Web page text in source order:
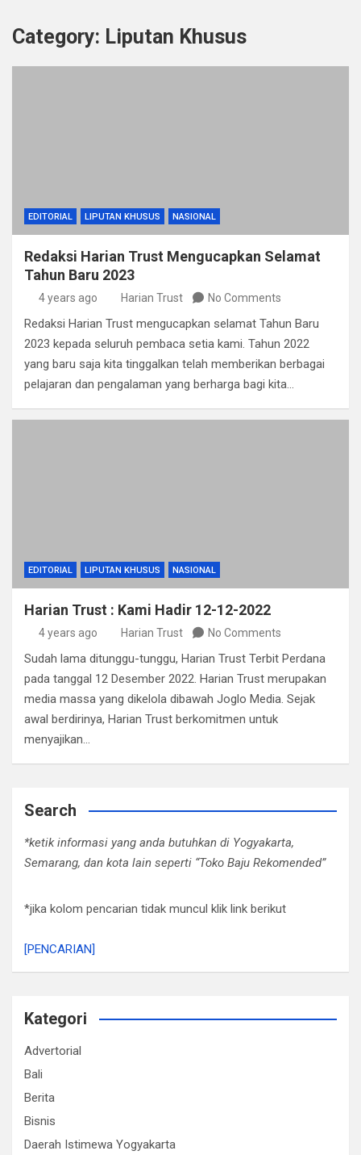
Category: Liputan Khusus
EDITORIAL LIPUTAN KHUSUS NASIONAL
Redaksi Harian Trust Mengucapkan Selamat
Tahun Baru 2023
4 years ago Harian Trust No Comments
Redaksi Harian Trust mengucapkan selamat Tahun Baru
2023 kepada seluruh pembaca setia kami. Tahun 2022
yang baru saja kita tinggalkan telah memberikan berbagai
pelajaran dan pengalaman yang berharga bagi kita…
EDITORIAL LIPUTAN KHUSUS NASIONAL
Harian Trust : Kami Hadir 12-12-2022
4 years ago Harian Trust No Comments
Sudah lama ditunggu-tunggu, Harian Trust Terbit Perdana
pada tanggal 12 Desember 2022. Harian Trust merupakan
media massa yang dikelola dibawah Joglo Media. Sejak
awal berdirinya, Harian Trust berkomitmen untuk
menyajikan…
Search
*ketik informasi yang anda butuhkan di Yogyakarta,
Semarang, dan kota lain seperti “Toko Baju Rekomended”
*jika kolom pencarian tidak muncul klik link berikut
[PENCARIAN]
Kategori
Advertorial
Bali
Berita
Bisnis
Daerah Istimewa Yogyakarta